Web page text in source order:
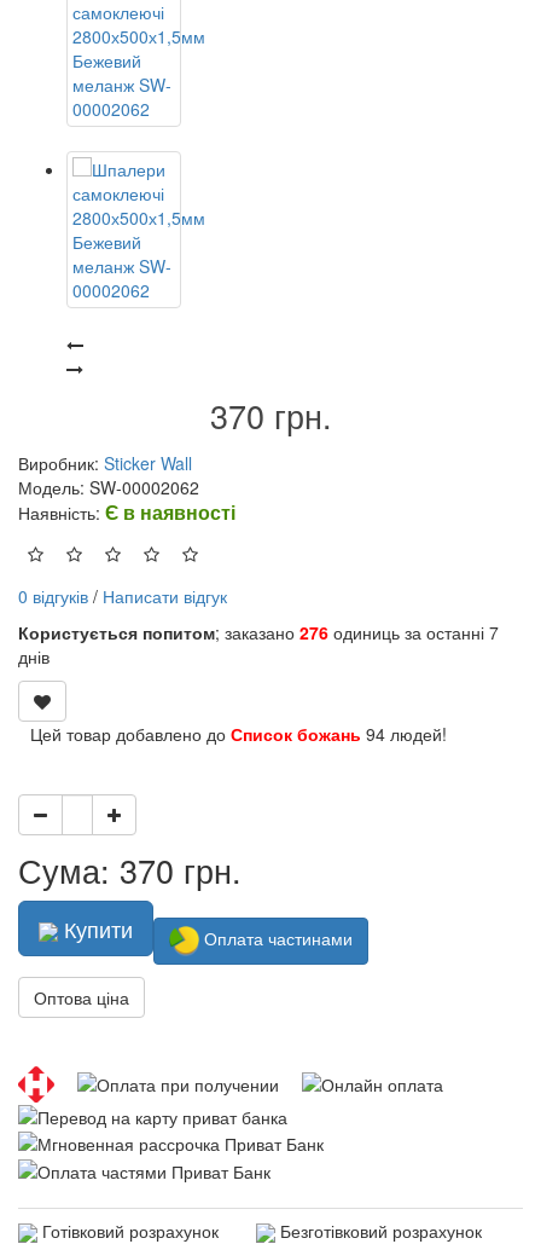
370 грн.
Виробник: Sticker Wall
Модель: SW-00002062
Наявність: Є в наявності
0 відгуків / Написати відгук
Користується попитом; заказано 276 одиниць за останні 7
днів
Цей товар добавлено до Список божань 94 людей!
Сума: 370 грн.
Купити Оплата частинами
Оптова ціна
Готівковий розрахунок Безготівковий розрахунок